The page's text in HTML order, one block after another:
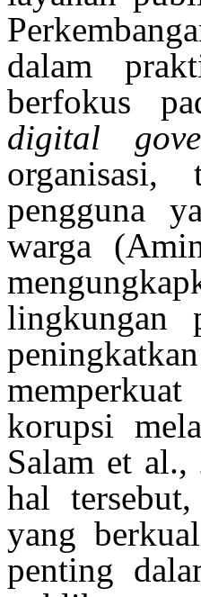
dalam
berfokus
digital
organisasi,
pengguna
warga
lingkungan
peningkatkan
memperkuat
korupsi
Salam et
hal tersebut,
yang
penting